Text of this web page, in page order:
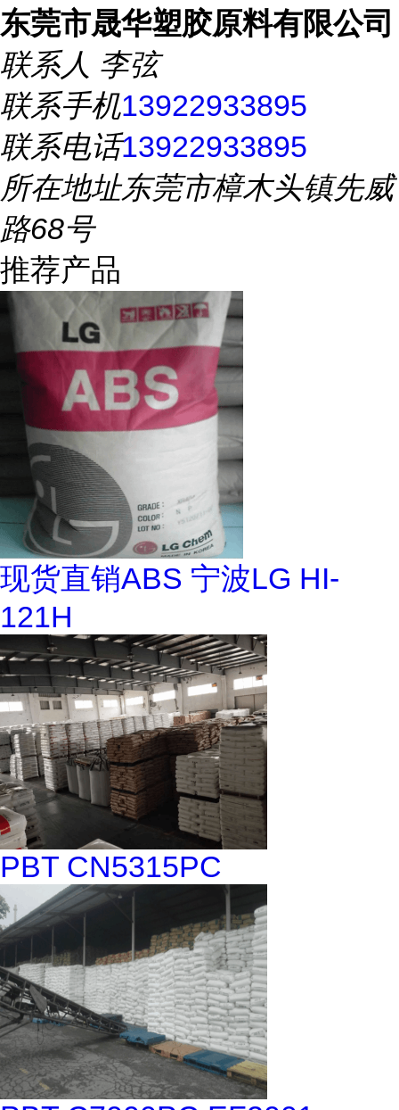
东莞市晟华塑胶原料有限公司
联系人 李弦
联系手机13922933895
联系电话13922933895
所在地址东莞市樟木头镇先威
路68号
推荐产品
现货直销ABS 宁波LG HI-
121H
PBT CN5315PC